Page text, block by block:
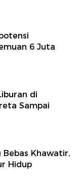
6 Juta
di
Sampai
Bebas Khawatir,
Hidup